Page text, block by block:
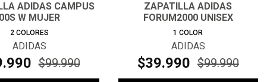
ADIDAS CAMPUS
00S W MUJER
2 COLORES
ADIDAS
.990 $99.990
ZAPATILLA ADIDAS
FORUM2000 UNISEX
1 COLOR
ADIDAS
$39.990 $99.990